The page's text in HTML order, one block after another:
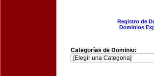
Registro de
Dominios
Categorías de Dominio: